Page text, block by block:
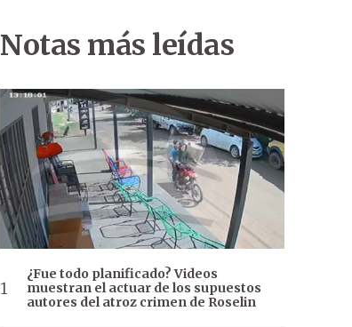
Notas más leídas
¿Fue todo planificado? Videos
muestran el actuar de los supuestos
autores del atroz crimen de Roselin